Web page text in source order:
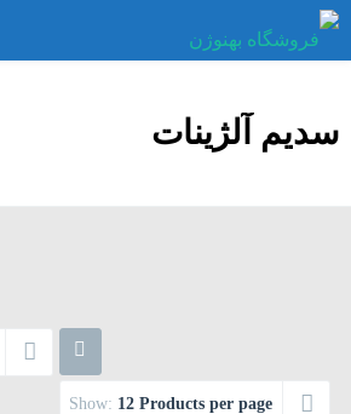
سدیم آلژینات
Show: 12 Products per page